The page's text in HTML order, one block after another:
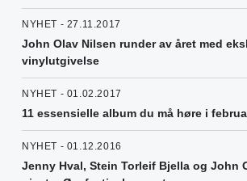
NYHET - 27.11.2017
John Olav Nilsen runder av året med
vinylutgivelse
NYHET - 01.02.2017
11 essensielle album du må høre i
NYHET - 01.12.2016
Jenny Hval, Stein Torleif Bjella og John